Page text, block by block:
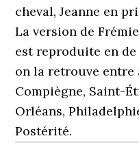
cheval, Jeanne en
La version de
est reproduite en
on la retrouve entre
Compiègne, Saint-
Orléans,
Postérité.